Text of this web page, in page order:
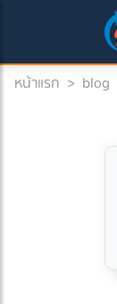
หน้าแรก > blog